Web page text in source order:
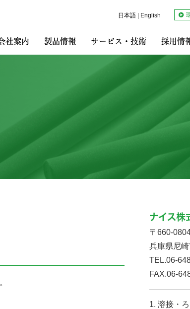
日本語 English
社案内 製品情報 サービス・技術 採用情
ナイス株
〒660-
兵庫県尼
TEL.06-
FAX.06-
1. 溶接・